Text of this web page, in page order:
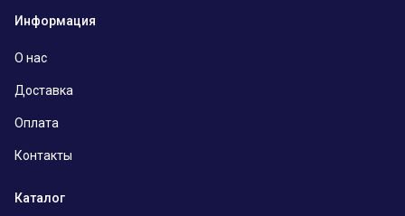
Информация
О нас
Доставка
Оплата
Контакты
Каталог